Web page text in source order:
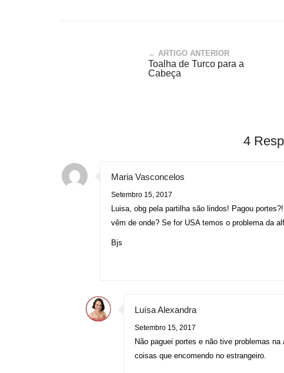
← ARTIGO ANTERIOR
Toalha de Turco para a
Cabeça
4
Maria Vasconcelos
Setembro 15, 2017
Luisa, obg pela partilha são lindos! Pagou portes?!
vêm de onde? Se for USA temos o problema da
Bjs
Luísa Alexandra
Setembro 15, 2017
Não paguei portes e não tive problemas
coisas que encomendo no estrangeiro.